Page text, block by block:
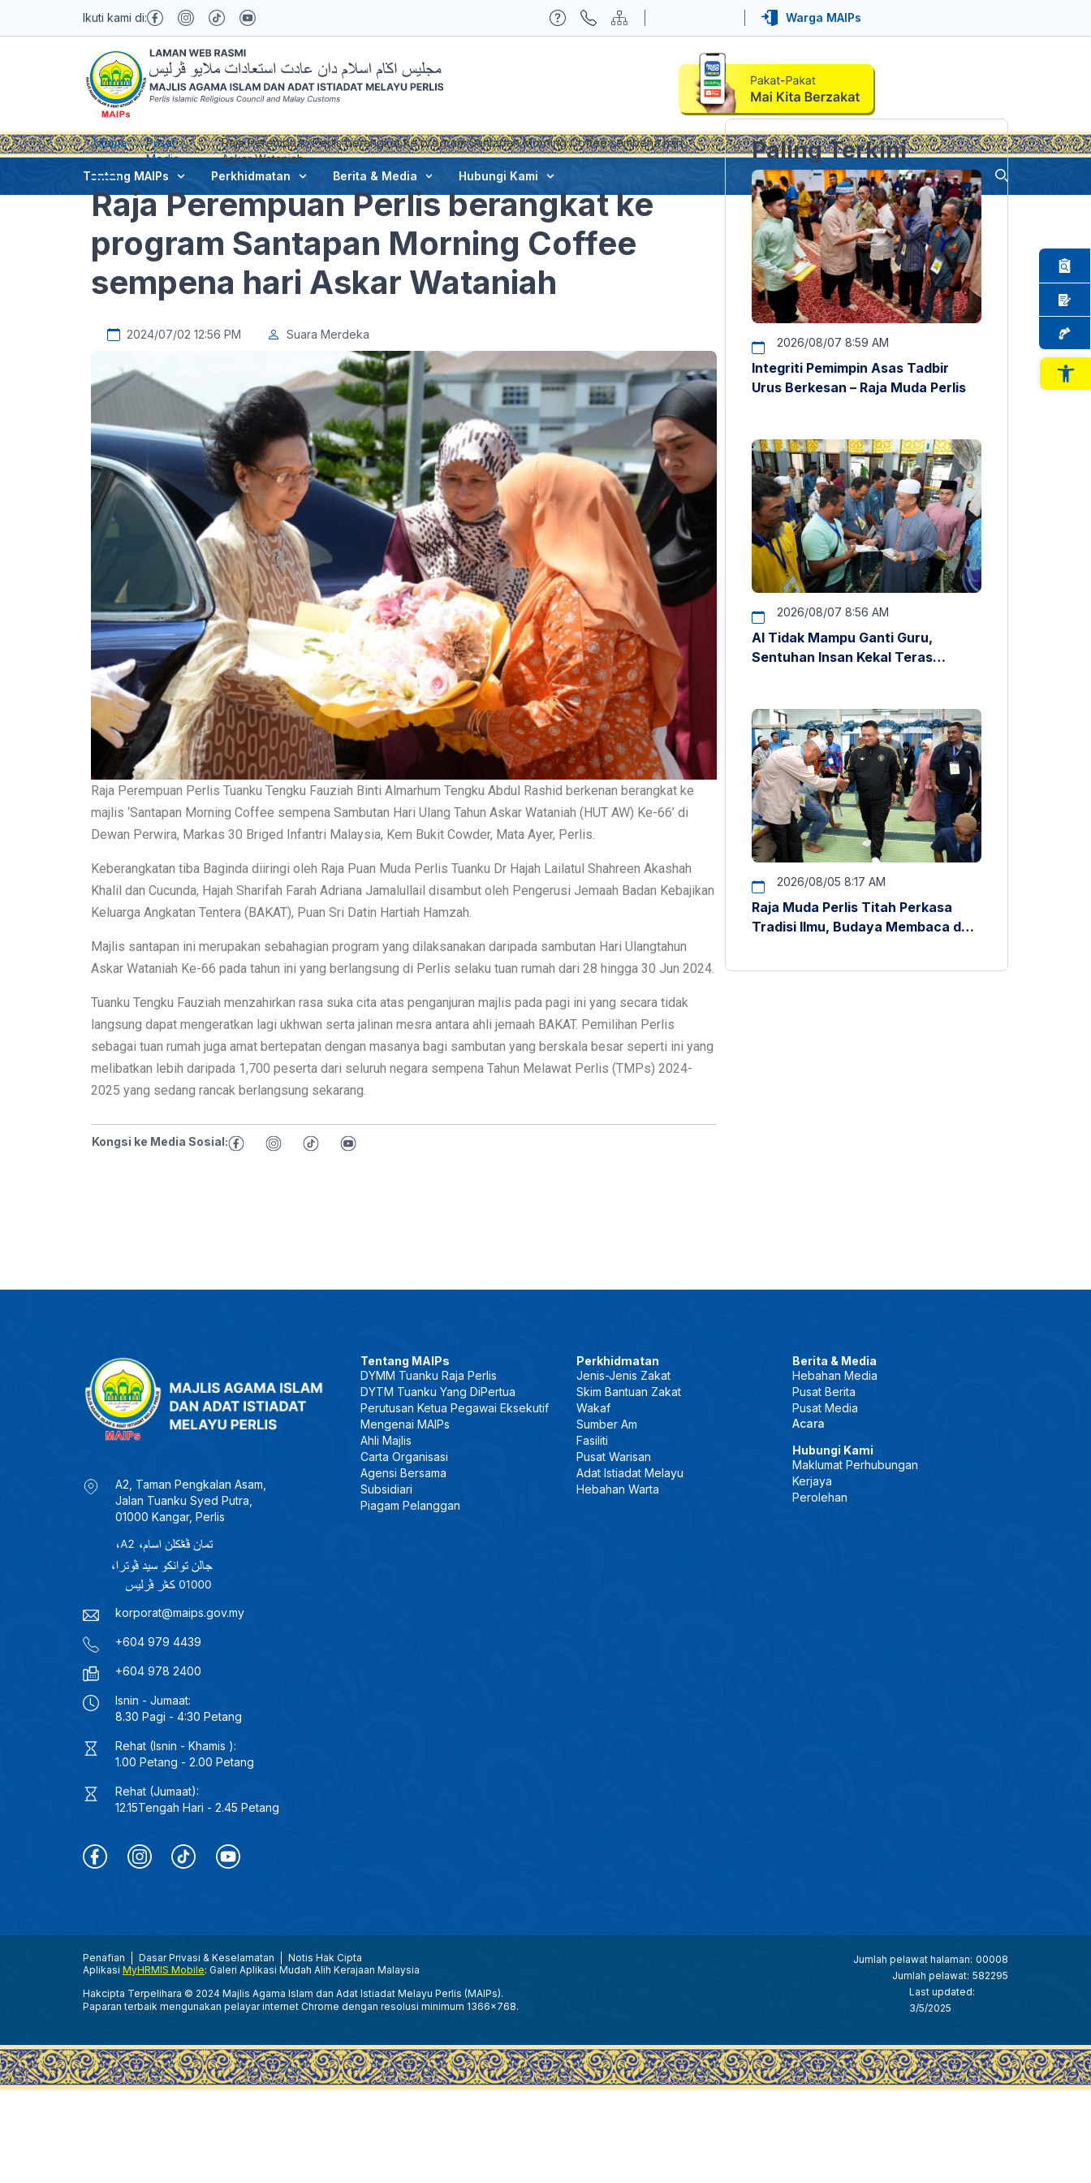
Ikuti kami di: Warga MAIPs
Tentang MAIPs Perkhidmatan Berita & Media Hubungi Kami
Utama
Pusat
Media
Raja Perempuan Perlis berangkat ke program Santapan Morning Coffee sempena hari
Askar Wataniah
Raja Perempuan Perlis berangkat ke
program Santapan Morning Coffee
sempena hari Askar Wataniah
2024/07/02 12:56 PM Suara Merdeka
Raja Perempuan Perlis Tuanku Tengku Fauziah Binti Almarhum Tengku Abdul Rashid berkenan berangkat ke
majlis ‘Santapan Morning Coffee sempena Sambutan Hari Ulang Tahun Askar Wataniah (HUT AW) Ke-66’ di
Dewan Perwira, Markas 30 Briged Infantri Malaysia, Kem Bukit Cowder, Mata Ayer, Perlis.
Keberangkatan tiba Baginda diiringi oleh Raja Puan Muda Perlis Tuanku Dr Hajah Lailatul Shahreen Akashah
Khalil dan Cucunda, Hajah Sharifah Farah Adriana Jamalullail disambut oleh Pengerusi Jemaah Badan Kebajikan
Keluarga Angkatan Tentera (BAKAT), Puan Sri Datin Hartiah Hamzah.
Majlis santapan ini merupakan sebahagian program yang dilaksanakan daripada sambutan Hari Ulangtahun
Askar Wataniah Ke-66 pada tahun ini yang berlangsung di Perlis selaku tuan rumah dari 28 hingga 30 Jun 2024.
Tuanku Tengku Fauziah menzahirkan rasa suka cita atas penganjuran majlis pada pagi ini yang secara tidak
langsung dapat mengeratkan lagi ukhwan serta jalinan mesra antara ahli jemaah BAKAT. Pemilihan Perlis
sebagai tuan rumah juga amat bertepatan dengan masanya bagi sambutan yang berskala besar seperti ini yang
melibatkan lebih daripada 1,700 peserta dari seluruh negara sempena Tahun Melawat Perlis (TMPs) 2024-
2025 yang sedang rancak berlangsung sekarang.
Kongsi ke Media Sosial:
Paling Terkini
2026/08/07 8:59 AM
Integriti Pemimpin Asas Tadbir
Urus Berkesan – Raja Muda Perlis
2026/08/07 8:56 AM
AI Tidak Mampu Ganti Guru,
Sentuhan Insan Kekal Teras
2026/08/05 8:17 AM
Raja Muda Perlis Titah Perkasa
Tradisi Ilmu, Budaya Membaca dan
A2, Taman Pengkalan Asam,
Jalan Tuanku Syed Putra,
01000 Kangar, Perlis
korporat@maips.gov.my
+604 979 4439
+604 978 2400
Isnin - Jumaat:
8.30 Pagi - 4:30 Petang
Rehat (Isnin - Khamis ):
1.00 Petang - 2.00 Petang
Rehat (Jumaat):
12.15Tengah Hari - 2.45 Petang
Tentang MAIPs
DYMM Tuanku Raja Perlis
DYTM Tuanku Yang DiPertua
Perutusan Ketua Pegawai Eksekutif
Mengenai MAIPs
Ahli Majlis
Carta Organisasi
Agensi Bersama
Subsidiari
Piagam Pelanggan
Perkhidmatan
Jenis-Jenis Zakat
Skim Bantuan Zakat
Wakaf
Sumber Am
Fasiliti
Pusat Warisan
Adat Istiadat Melayu
Hebahan Warta
Berita & Media
Hebahan Media
Pusat Berita
Pusat Media
Acara
Hubungi Kami
Maklumat Perhubungan
Kerjaya
Perolehan
Penafian Dasar Privasi & Keselamatan
Notis Hak Cipta
Aplikasi MyHRMIS Mobile: Galeri Aplikasi Mudah Alih Kerajaan Malaysia
Hakcipta Terpelihara © 2024 Majlis Agama Islam dan Adat Istiadat Melayu Perlis (MAIPs).
Paparan terbaik mengunakan pelayar internet Chrome dengan resolusi minimum 1366x768.
Jumlah pelawat halaman: 00008
Jumlah pelawat: 582295
Last updated:
3/5/2025